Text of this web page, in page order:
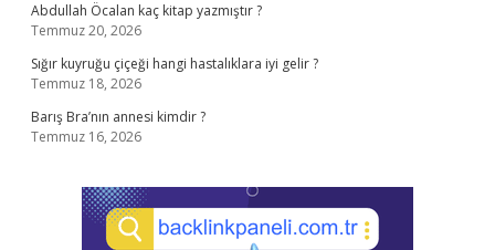
Abdullah Öcalan kaç kitap yazmıştır ?
Temmuz 20, 2026
Sığır kuyruğu çiçeği hangi hastalıklara iyi gelir ?
Temmuz 18, 2026
Barış Bra’nın annesi kimdir ?
Temmuz 16, 2026